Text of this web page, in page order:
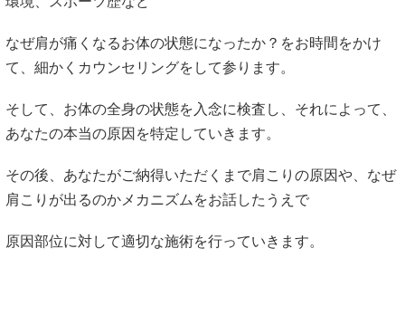
なぜ肩が痛くなるお体の状態になったか？をお時間をかけ
て、細かくカウンセリングをして参ります。
そして、お体の全身の状態を入念に検査し、それによって、
あなたの本当の原因を特定していきます。
その後、あなたがご納得いただくまで肩こりの原因や、なぜ
肩こりが出るのかメカニズムをお話したうえで
原因部位に対して適切な施術を行っていきます。